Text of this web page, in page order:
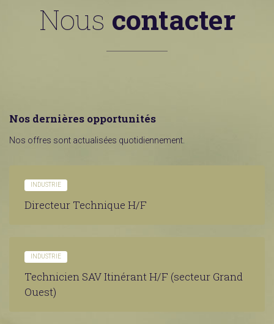
Nous contacter
Nos dernières opportunités
Nos offres sont actualisées quotidiennement.
INDUSTRIE
Directeur Technique H/F
INDUSTRIE
Technicien SAV Itinérant H/F (secteur Grand
Ouest)